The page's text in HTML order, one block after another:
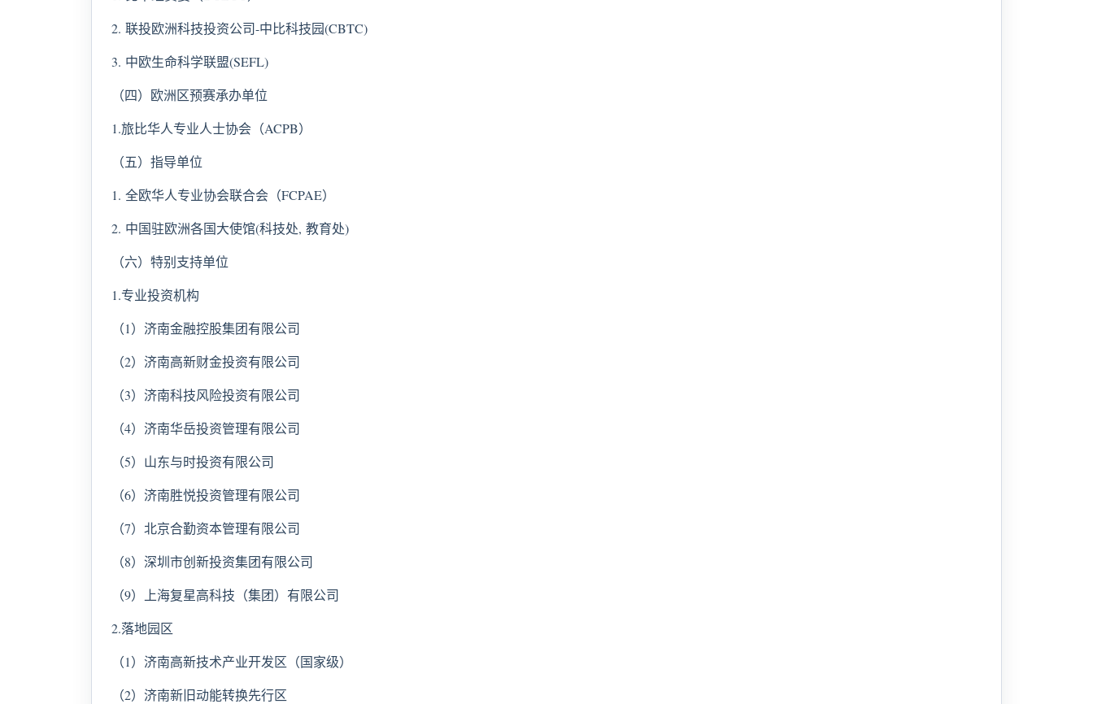
2. 联投欧洲科技投资公司-中比科技园(CBTC)
3. 中欧生命科学联盟(SEFL)
（四）欧洲区预赛承办单位
1.旅比华人专业人士协会（ACPB）
（五）指导单位
1. 全欧华人专业协会联合会（FCPAE）
2. 中国驻欧洲各国大使馆(科技处, 教育处)
（六）特别支持单位
1.专业投资机构
（1）济南金融控股集团有限公司
（2）济南高新财金投资有限公司
（3）济南科技风险投资有限公司
（4）济南华岳投资管理有限公司
（5）山东与时投资有限公司
（6）济南胜悦投资管理有限公司
（7）北京合勤资本管理有限公司
（8）深圳市创新投资集团有限公司
（9）上海复星高科技（集团）有限公司
2.落地园区
（1）济南高新技术产业开发区（国家级）
（2）济南新旧动能转换先行区